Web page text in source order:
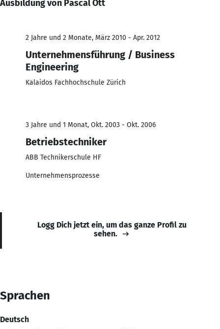
Ausbildung von Pascal Ott
2 Jahre und 2 Monate, März 2010 - Apr. 2012
Unternehmensführung / Business
Engineering
Kalaidos Fachhochschule Zürich
3 Jahre und 1 Monat, Okt. 2003 - Okt. 2006
Betriebstechniker
ABB Technikerschule HF
Unternehmensprozesse
Logg Dich jetzt ein, um das ganze Profil zu
sehen.
Sprachen
Deutsch